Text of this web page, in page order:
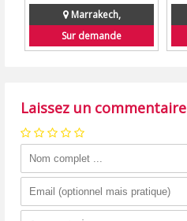
Marrakech,
Sur demande
Laissez un commentaire